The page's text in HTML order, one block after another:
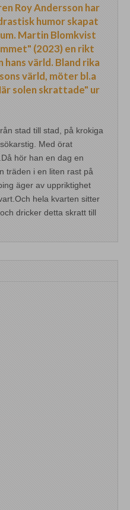
Roy Andersson har
humor skapat
Martin Blomkvist
(2023) en rikt
värld. Bland rika
värld, möter bl.a
solen skrattade" ur
stad till stad, på krokiga
Med örat
hör han en dag en
träden i en liten rast på
äger av uppriktighet
hela kvarten sitter
dricker detta skratt till